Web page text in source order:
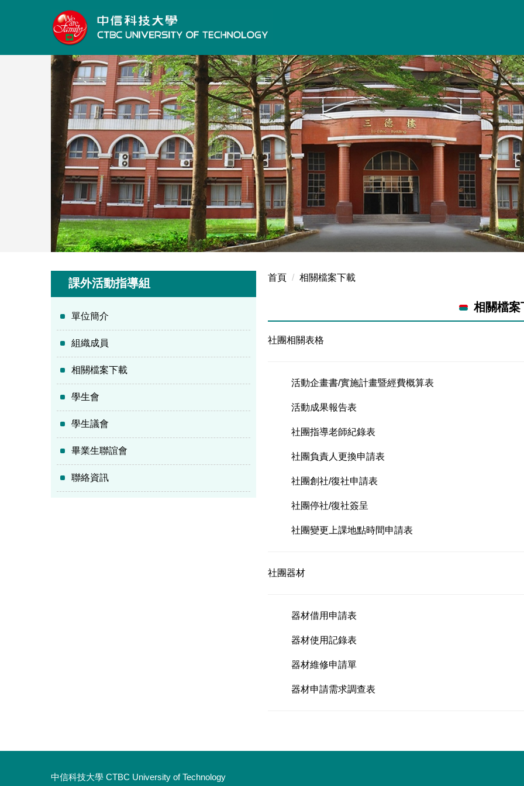
課外活動指導組
單位簡介
組織成員
相關檔案下載
學生會
學生議會
畢業生聯誼會
聯絡資訊
首頁 相關檔案下載
相關檔案
社團相關表格
活動企畫書/實施計畫暨經費概算表
活動成果報告表
社團指導老師紀錄表
社團負責人更換申請表
社團創社/復社申請表
社團停社/復社簽呈
社團變更上課地點時間申請表
社團器材
器材借用 申請表
器材使用記錄表
器材維修申請單
器材申請需求調查表
中信科技大學 CTBC University of Technology